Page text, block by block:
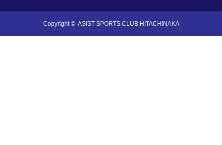
Copyright © ASIST SPORTS CLUB HITACHINAKA